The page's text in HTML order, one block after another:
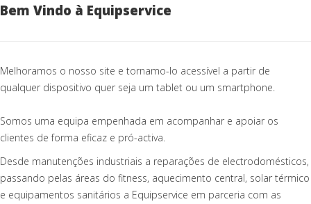
Bem Vindo à Equipservice
Melhoramos o nosso site e tornamo-lo acessível a partir de
qualquer dispositivo quer seja um tablet ou um smartphone.
Somos uma equipa empenhada em acompanhar e apoiar os
clientes de forma eficaz e pró-activa.
Desde manutenções industriais a reparações de electrodomésticos,
passando pelas áreas do fitness, aquecimento central, solar térmico
e equipamentos sanitários a Equipservice em parceria com as